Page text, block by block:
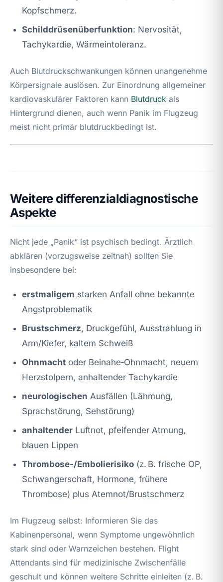
Kopfschmerz.
Schilddrüsenüberfunktion: Nervosität,
Tachykardie, Wärmeintoleranz.
Auch Blutdruckschwankungen können unangenehme
Körpersignale auslösen. Zur Einordnung allgemeiner
kardiovaskulärer Faktoren kann Blutdruck als
Hintergrund dienen, auch wenn Panik im Flugzeug
meist nicht primär blutdruckbedingt ist.
Weitere differenzialdiagnostische
Aspekte
Nicht jede „Panik“ ist psychisch bedingt. Ärztlich
abklären (vorzugsweise zeitnah) sollten Sie
insbesondere bei:
erstmaligem starken Anfall ohne bekannte
Angstproblematik
Brustschmerz, Druckgefühl, Ausstrahlung in
Arm/Kiefer, kaltem Schweiß
Ohnmacht oder Beinahe‑Ohnmacht, neuem
Herzstolpern, anhaltender Tachykardie
neurologischen Ausfällen (Lähmung,
Sprachstörung, Sehstörung)
anhaltender Luftnot, pfeifender Atmung,
blauen Lippen
Thrombose-/Embolierisiko (z. B. frische OP,
Schwangerschaft, Hormone, frühere
Thrombose) plus Atemnot/Brustschmerz
Im Flugzeug selbst: Informieren Sie das
Kabinenpersonal, wenn Symptome ungewöhnlich
stark sind oder Warnzeichen bestehen. Flight
Attendants sind für medizinische Zwischenfälle
geschult und können weitere Schritte einleiten (z. B.